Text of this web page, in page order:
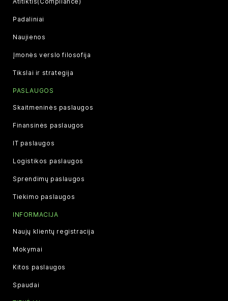
Padaliniai
Naujienos
Įmonės verslo filosofija
Tikslai ir strategija
PASLAUGOS
Skaitmeninės paslaugos
Finansinės paslaugos
IT paslaugos
Logistikos paslaugos
Sprendimų paslaugos
Tiekimo paslaugos
INFORMACIJA
Naujų klientų registracija
Mokymai
Kitos paslaugos
Spaudai